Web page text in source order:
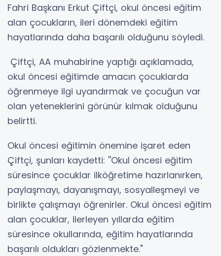
Fahri Başkanı Erkut Çiftçi, okul öncesi eğitim
alan çocukların, ileri dönemdeki eğitim
hayatlarında daha başarılı olduğunu söyledi.
Çiftçi, AA muhabirine yaptığı açıklamada,
okul öncesi eğitimde amacın çocuklarda
öğrenmeye ilgi uyandırmak ve çocuğun var
olan yeteneklerini görünür kılmak olduğunu
belirtti.
Okul öncesi eğitimin önemine işaret eden
Çiftçi, şunları kaydetti: ''Okul öncesi eğitim
süresince çocuklar ilköğretime hazırlanırken,
paylaşmayı, dayanışmayı, sosyalleşmeyi ve
birlikte çalışmayı öğrenirler. Okul öncesi eğitim
alan çocuklar, ilerleyen yıllarda eğitim
süresince okullarında, eğitim hayatlarında
başarılı oldukları gözlenmekte."